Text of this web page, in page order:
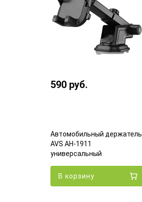
590 руб.
Автомобильный держатель
AVS AH-1911
универсальный
В корзину